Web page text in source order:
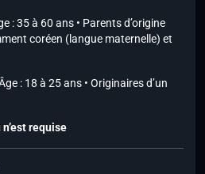
: 35 à 60 ans • Parents d’origine
coréen (langue maternelle) et
: 18 à 25 ans • Originaires d’un
requise